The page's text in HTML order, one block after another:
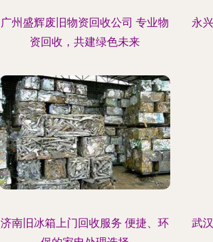
广州盛辉废旧物资回收公司 专业物
资回收，共建绿色未来
永
济南旧冰箱上门回收服务 便捷、环
武